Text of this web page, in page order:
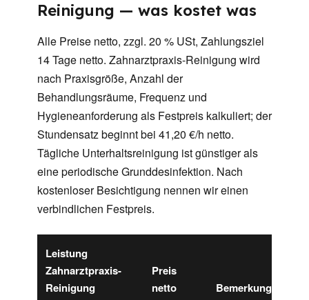
Reinigung — was kostet was
Alle Preise netto, zzgl. 20 % USt, Zahlungsziel
14 Tage netto. Zahnarztpraxis-Reinigung wird
nach Praxisgröße, Anzahl der
Behandlungsräume, Frequenz und
Hygieneanforderung als Festpreis kalkuliert; der
Stundensatz beginnt bei 41,20 €/h netto.
Tägliche Unterhaltsreinigung ist günstiger als
eine periodische Grunddesinfektion. Nach
kostenloser Besichtigung nennen wir einen
verbindlichen Festpreis.
Leistung
Zahnarztpraxis-
Reinigung
Preis
netto
Bemerkung